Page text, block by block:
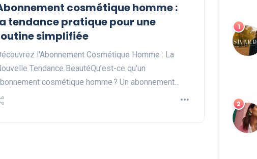
cosmétique homme :
tendance pratique pour une
simplifiée
l'Abonnement Cosmétique Homme : La
Tendance BeautéQu’est-ce qu’un
cosmétique homme ? Un abonnement…